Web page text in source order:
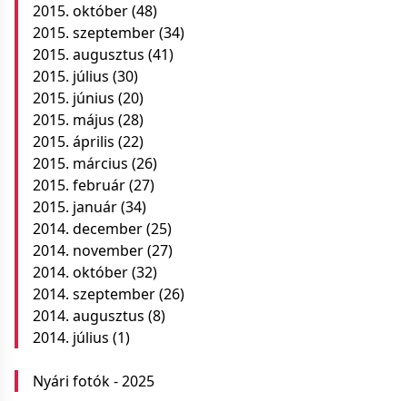
2015. október(48)
2015. szeptember(34)
2015. augusztus (41)
2015. július (30)
2015. június (20)
2015. május (28)
2015. április (22)
2015. március (26)
2015. február(27)
2015. január(34)
2014. december(25)
2014. november(27)
2014. október(32)
2014. szeptember(26)
2014. augusztus (8)
2014. július (1)
Nyári fotók - 2025